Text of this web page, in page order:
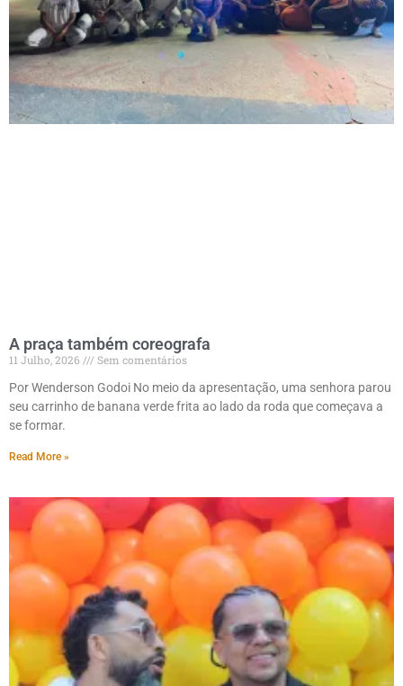
A praça também coreografa
11 Julho, 2026
Sem comentários
Por Wenderson Godoi No meio da apresentação, uma senhora parou
seu carrinho de banana verde frita ao lado da roda que começava a
se formar.
Read More »